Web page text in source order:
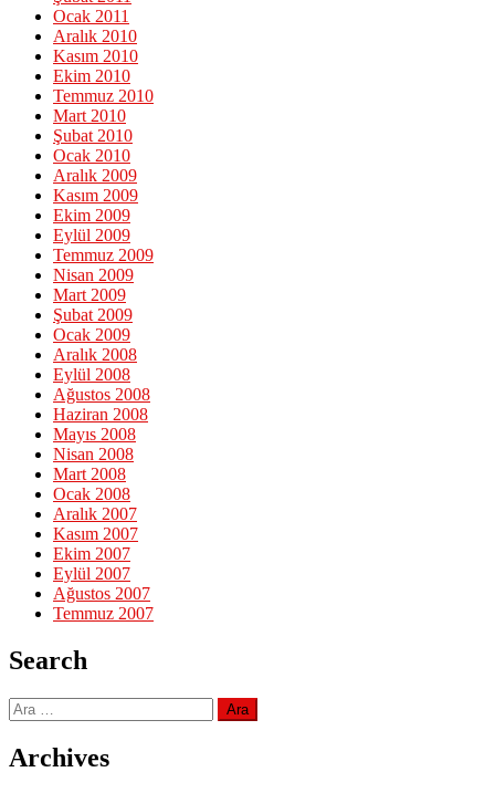
Ocak 2011
Aralık 2010
Kasım 2010
Ekim 2010
Temmuz 2010
Mart 2010
Şubat 2010
Ocak 2010
Aralık 2009
Kasım 2009
Ekim 2009
Eylül 2009
Temmuz 2009
Nisan 2009
Mart 2009
Şubat 2009
Ocak 2009
Aralık 2008
Eylül 2008
Ağustos 2008
Haziran 2008
Mayıs 2008
Nisan 2008
Mart 2008
Ocak 2008
Aralık 2007
Kasım 2007
Ekim 2007
Eylül 2007
Ağustos 2007
Temmuz 2007
Search
Arama:
Archives